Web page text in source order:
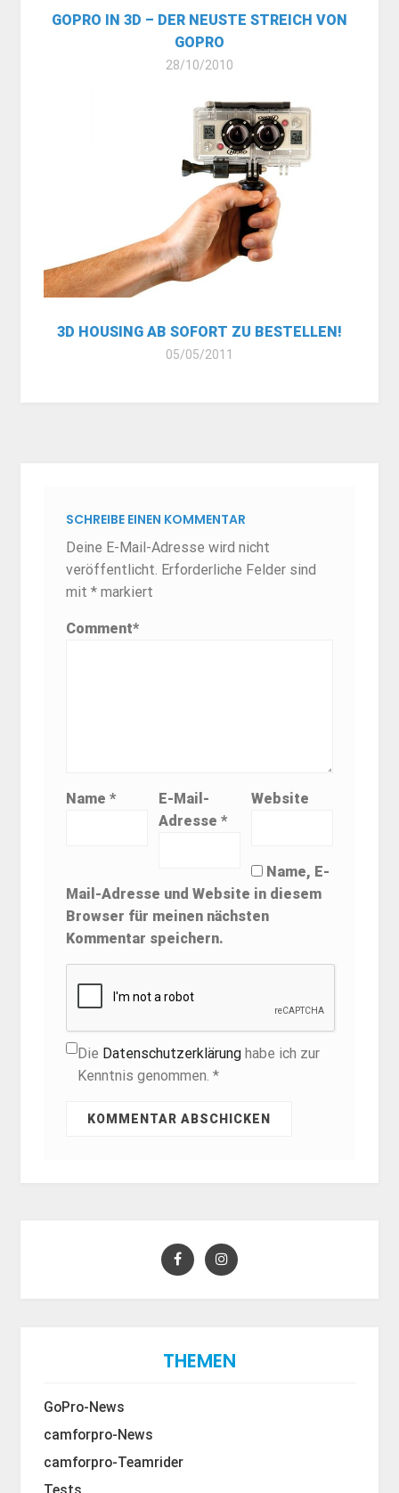
GOPRO IN 3D – DER NEUSTE STREICH VON
GOPRO
28/10/2010
3D HOUSING AB SOFORT ZU BESTELLEN!
05/05/2011
SCHREIBE EINEN KOMMENTAR
Deine E-Mail-Adresse wird nicht
veröffentlicht. Erforderliche Felder sind
mit* markiert
Comment*
Name*
E-Mail-
Adresse *
Website
Name, E-
Mail-Adresse und Website in diesem
Browser für meinen nächsten
Kommentar speichern.
Die Datenschutzerklärunghabe ich zur
Kenntnis genommen. *
THEMEN
GoPro-News
camforpro-News
camforpro-Teamrider